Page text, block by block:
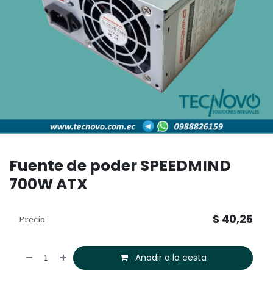
Fuente de poder SPEEDMIND
700W ATX
Añadir a la cesta
Precio $ 40,25